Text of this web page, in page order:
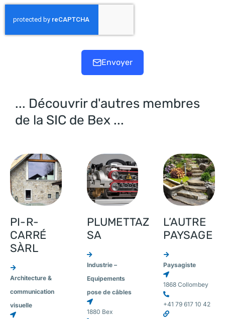
Envoyer
... Découvrir d'autres membres
de la SIC de Bex ...
PI-R-
CARRÉ
SÀRL
Architecture &
communication
visuelle
PLUMETTAZ
SA
Industrie –
Equipements
pose de câbles
1880 Bex
L’AUTRE
PAYSAGE
Paysagiste
1868 Collombey
+41 79 617 10 42